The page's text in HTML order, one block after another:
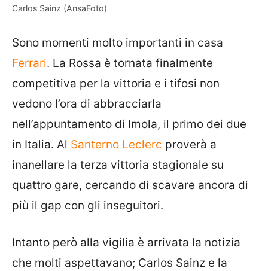
Carlos Sainz (AnsaFoto)
Sono momenti molto importanti in casa
Ferrari. La Rossa è tornata finalmente
competitiva per la vittoria e i tifosi non
vedono l’ora di abbracciarla
nell’appuntamento di Imola, il primo dei due
in Italia. Al Santerno Leclerc proverà a
inanellare la terza vittoria stagionale su
quattro gare, cercando di scavare ancora di
più il gap con gli inseguitori.
Intanto però alla vigilia è arrivata la notizia
che molti aspettavano; Carlos Sainz e la